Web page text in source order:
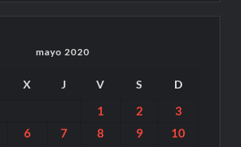
mayo 2020
X J V S D
1 2
3
6 7 8 9
10